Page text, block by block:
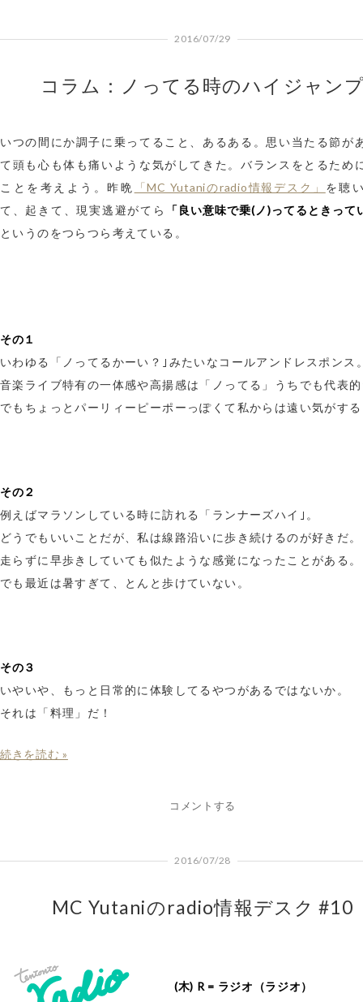
2016/07/29
コラム：ノってる時のハイジャン
いつの間にか調子に乗ってること、あるある。思い当たる節が
て頭も心も体も痛いような気がしてきた。バランスをとるため
ことを考えよう。昨晩
「MC Yutaniのradio情報デスク」
を聴
て、起きて、現実逃避がてら
「良い意味で乗(ノ)ってるときって
というのをつらつら考えている。
その１
いわゆる「ノってるかーい？｣みたいなコールアンドレスポンス
音楽ライブ特有の一体感や高揚感は「ノってる」うちでも代表
でもちょっとパーリィーピーポーっぽくて私からは遠い気がす
その２
例えばマラソンしている時に訪れる「ランナーズハイ｣。
どうでもいいことだが、私は線路沿いに歩き続けるのが好きだ。
走らずに早歩きしていても似たような感覚になったことがある。
でも最近は暑すぎて、とんと歩けていない。
その３
いやいや、もっと日常的に体験してるやつがあるではないか。
それは「料理」だ！
続きを読む »
コメントする
2016/07/28
MC Yutaniのradio情報デスク #10
(木) R = ラジオ（ラジオ）